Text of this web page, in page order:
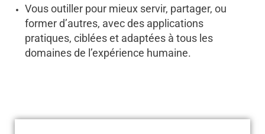
Vous outiller pour mieux servir, partager, ou
former d’autres, avec des applications
pratiques, ciblées et adaptées à tous les
domaines de l’expérience humaine.